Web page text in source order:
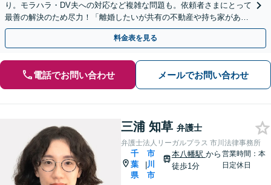
り。モラハラ・DV夫への対応など複雑な問題も。依頼者さまにとって
最善の解決のため尽力！「離婚したいが共有の不動産や持ち家があ
る」などのご相談もお任せ【初回来所相談30分無料】
料金表を見る
電話でお問い合わせ メールでお問い合わせ
三浦 知草 弁護士
弁護士法人リーガルプラス 市川法律事務所
千
葉
県
|
市
川
市
本八幡駅 から
徒歩1分
営業時間：本
日定休日